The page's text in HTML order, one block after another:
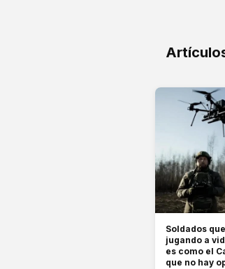
Soldados
jugando a
es como el
que no hay